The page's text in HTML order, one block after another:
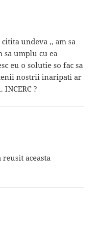
undeva ,, am sa
umplu cu ea
eu o solutie so fac sa
nostrii inaripati ar
?
reusit aceasta